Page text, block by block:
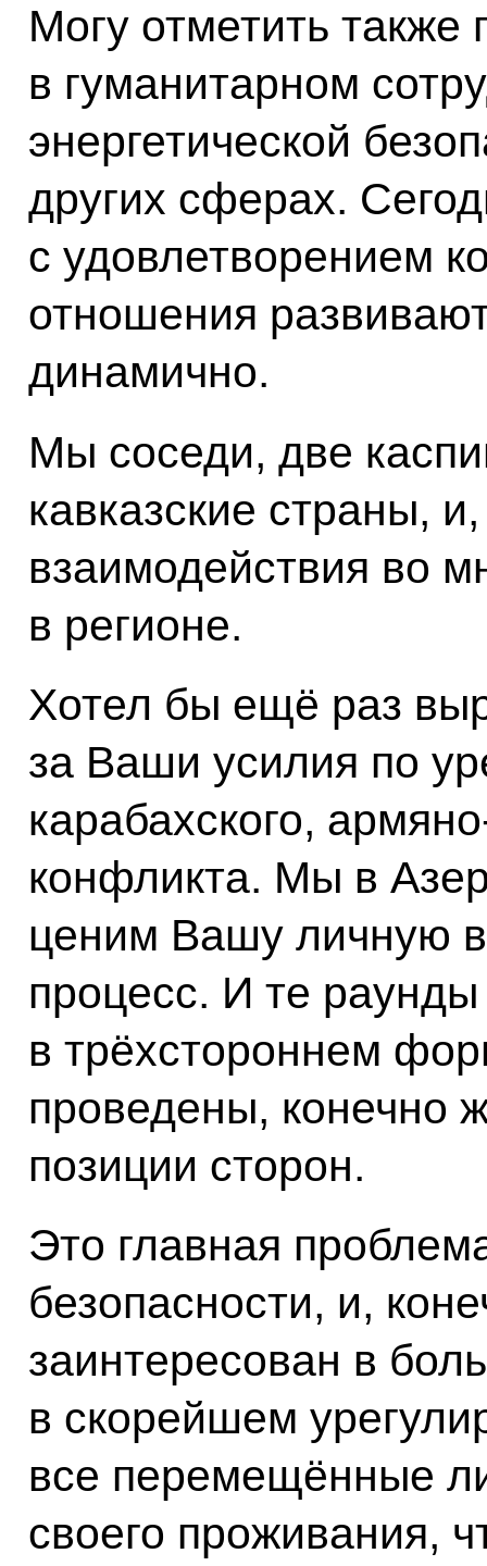
Могу отметить
в гуманитарном
энергетической
других сферах.
с удовлетворением
отношения
динамично.
Мы соседи, две
кавказские страны,
взаимодействия во
в регионе.
Хотел бы ещё раз
за Ваши усилия по
карабахского,
конфликта. Мы в
ценим Вашу личную
процесс. И те раунды
в трёхстороннем
проведены, конечно
позиции сторон.
Это главная
безопасности, и,
заинтересован в
в скорейшем
все перемещённые
своего проживания,